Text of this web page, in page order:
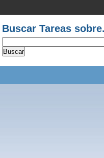
Buscar Tareas